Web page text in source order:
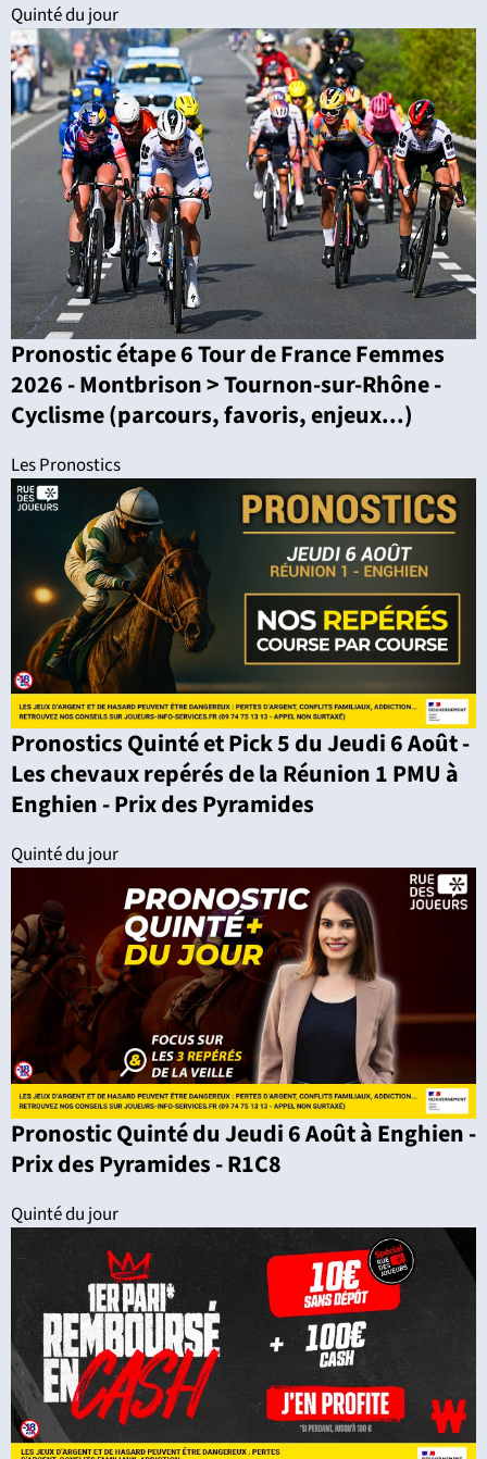
Quinté du jour
Pronostic étape 6 Tour de France Femmes
2026 - Montbrison > Tournon-sur-Rhône -
Cyclisme (parcours, favoris, enjeux...)
Les Pronostics
Pronostics Quinté et Pick 5 du Jeudi 6 Août -
Les chevaux repérés de la Réunion 1 PMU à
Enghien - Prix des Pyramides
Quinté du jour
Pronostic Quinté du Jeudi 6 Août à Enghien -
Prix des Pyramides - R1C8
Quinté du jour